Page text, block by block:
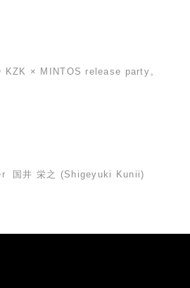
× MINTOS release party。
国井 栄之 (Shigeyuki Kunii)